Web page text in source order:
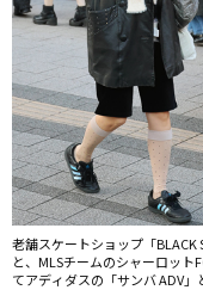
老舗スケートショップ「BLACK
と、MLSチームのシャーロット
てアディダスの「サンバ ADV」